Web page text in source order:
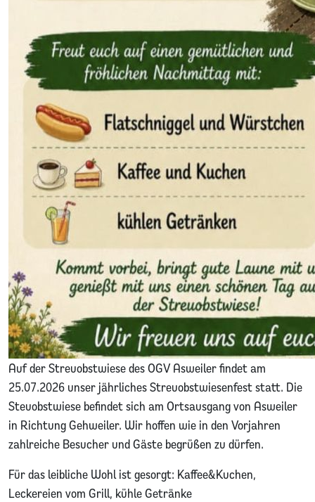
Auf der Streuobstwiese des OGV Asweiler findet am
25.07.2026 unser jährliches Streuobstwiesenfest statt. Die
Steuobstwiese befindet sich am Ortsausgang von Asweiler
in Richtung Gehweiler. Wir hoffen wie in den Vorjahren
zahlreiche Besucher und Gäste begrüßen zu dürfen.
Für das leibliche Wohl ist gesorgt: Kaffee&Kuchen,
Leckereien vom Grill, kühle Getränke